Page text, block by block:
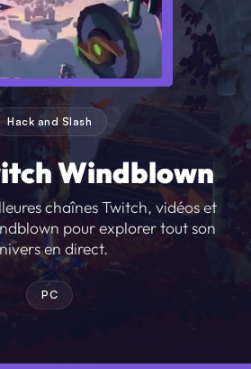
Hack and Slash
Windblown
chaînes Twitch, vidéos et
pour explorer tout son
en direct.
PC